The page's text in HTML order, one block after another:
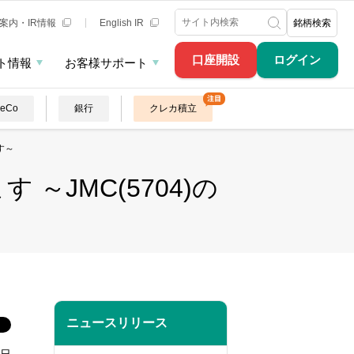
口座開設 ログイン
内・IR情報 English IR 銘柄検索
情報 お客様サポート
銀行 クレカ積立
～
～JMC(5704)の
ニュースリリース